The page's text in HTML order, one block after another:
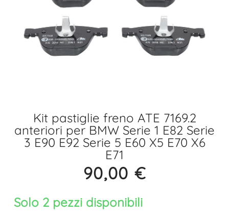
Kit pastiglie freno ATE 7169.2
anteriori per BMW Serie 1 E82 Serie
3 E90 E92 Serie 5 E60 X5 E70 X6
E71
90,00 €
Solo 2 pezzi disponibili